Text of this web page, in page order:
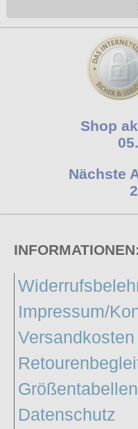
Shop
Nächste
INFORMATIONEN:
Impressum/
Versandkosten
Größentabellen
Datenschutz